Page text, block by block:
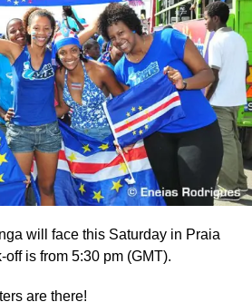
will face this Saturday in Praia
is from 5:30 pm (GMT).
are there!